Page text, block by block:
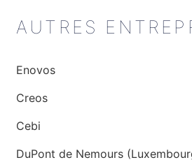
AUTRES
Enovos
Creos
Cebi
DuPont de Nemours